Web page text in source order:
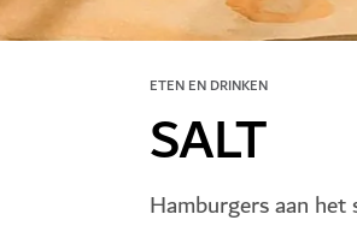
ETEN EN DRINKEN
SALT
Hamburgers aan